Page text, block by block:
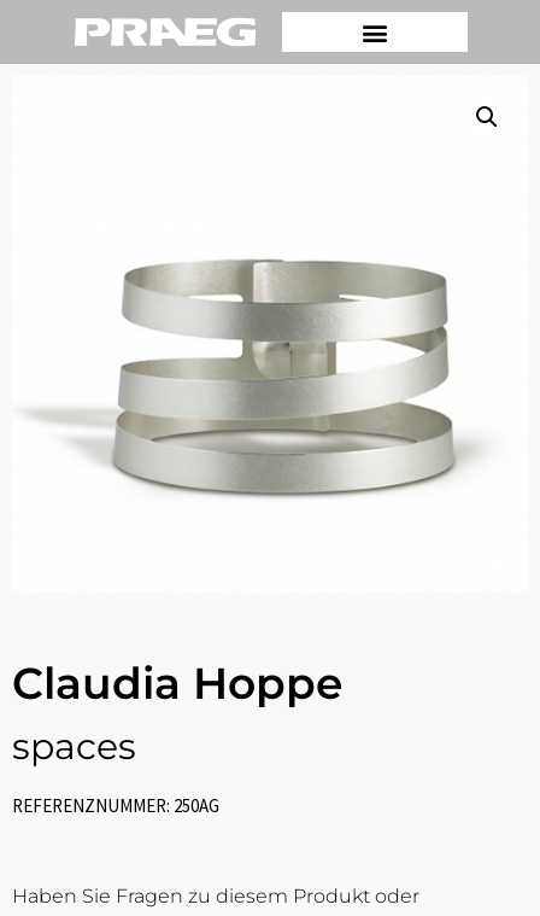
Claudia Hoppe
spaces
REFERENZNUMMER: 250AG
Haben Sie Fragen zu diesem Produkt oder